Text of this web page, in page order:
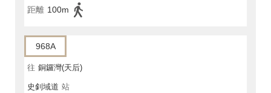
距離 100m
968A
往 銅鑼灣(天后)
史釗域道 站